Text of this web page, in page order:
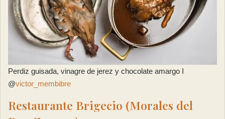
Perdiz guisada, vinagre de jerez y chocolate amargo I
@victor_membibre
Restaurante Brigecio (Morales del